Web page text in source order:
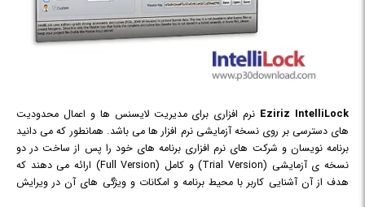
Eziriz IntelliLock نرم افزاری برای مدیریت لایسنس ها و اعمال محدودیت
های دسترسی بر روی نسخه آزمایشی نرم افزار ها می باشد. همانطور که می دانید
برنامه نویسان و شرکت های نرم افزاری برنامه های خود را پس از ساخت در دو
نسخه ی آزمایشی (‌Trial Version) و کامل (Full Version) ارائه می دهند که
هدف از آن آشنایی کاربر با محیط برنامه و امکانات و ویژگی های آن در ویرایش